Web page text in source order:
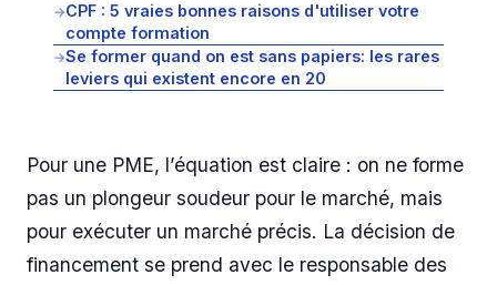
→CPF : 5 vraies bonnes raisons d'utiliser votre
compte formation
→Se former quand on est sans papiers: les rares
leviers qui existent encore en 20
Pour une PME, l’équation est claire : on ne forme
pas un plongeur soudeur pour le marché, mais
pour exécuter un marché précis. La décision de
financement se prend avec le responsable des